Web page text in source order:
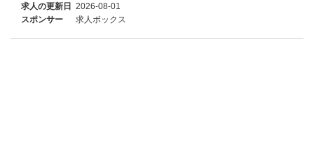
求人の更新日 2026-08-01
スポンサー
求人ボックス